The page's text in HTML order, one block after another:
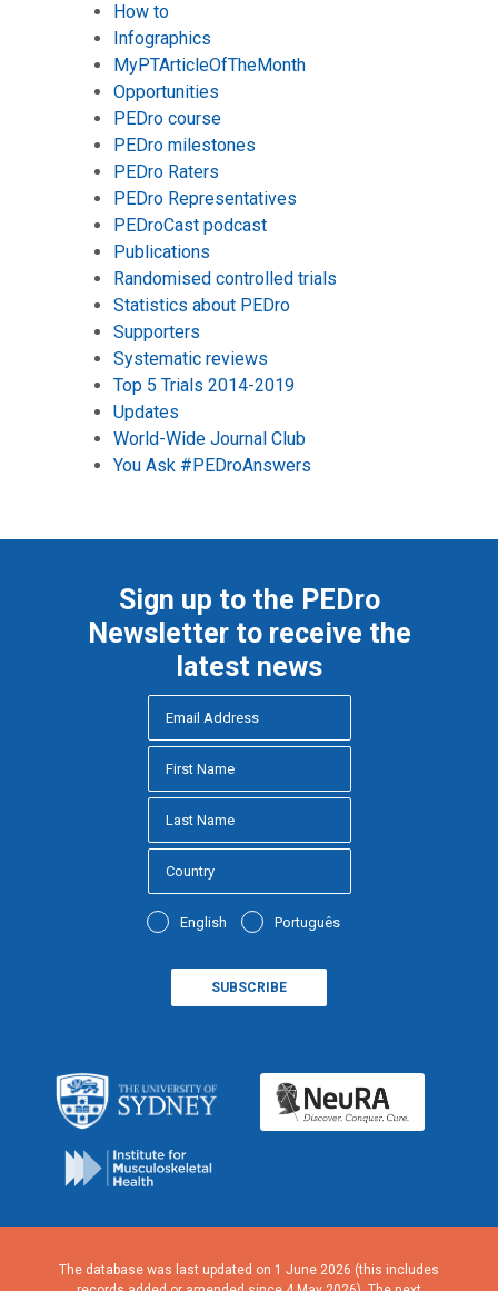
How to
Infographics
MyPTArticleOfTheMonth
Opportunities
PEDro course
PEDro milestones
PEDro Raters
PEDro Representatives
PEDroCast podcast
Publications
Randomised controlled trials
Statistics about PEDro
Supporters
Systematic reviews
Top 5 Trials 2014-2019
Updates
World-Wide Journal Club
You Ask #PEDroAnswers
Sign up to the PEDro
Newsletter to receive the
latest news
English Português
The database was last updated on 1 June 2026 (this includes